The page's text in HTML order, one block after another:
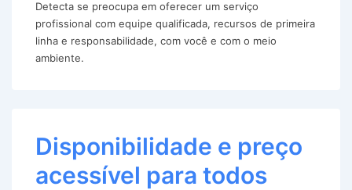
Detecta se preocupa em oferecer um serviço
profissional com equipe qualificada, recursos de primeira
linha e responsabilidade, com você e com o meio
ambiente.
Disponibilidade e preço
acessível para todos